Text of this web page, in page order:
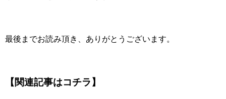
最後までお読み頂き、ありがとうございます。
【関連記事はコチラ】